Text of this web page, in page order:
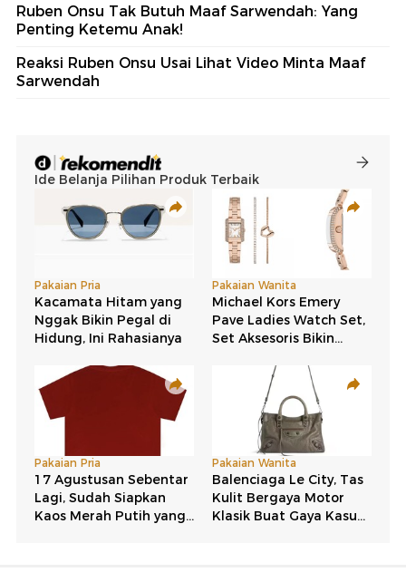
Ruben Onsu Tak Butuh Maaf Sarwendah: Yang
Penting Ketemu Anak!
Reaksi Ruben Onsu Usai Lihat Video Minta Maaf
Sarwendah